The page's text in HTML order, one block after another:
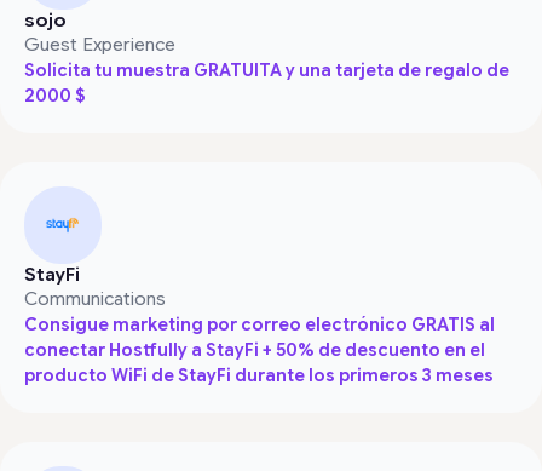
sojo
Guest Experience
Solicita tu muestra GRATUITA y una tarjeta de regalo de
2000 $
StayFi
Communications
Consigue marketing por correo electrónico GRATIS al
conectar Hostfully a StayFi + 50% de descuento en el
producto WiFi de StayFi durante los primeros 3 meses